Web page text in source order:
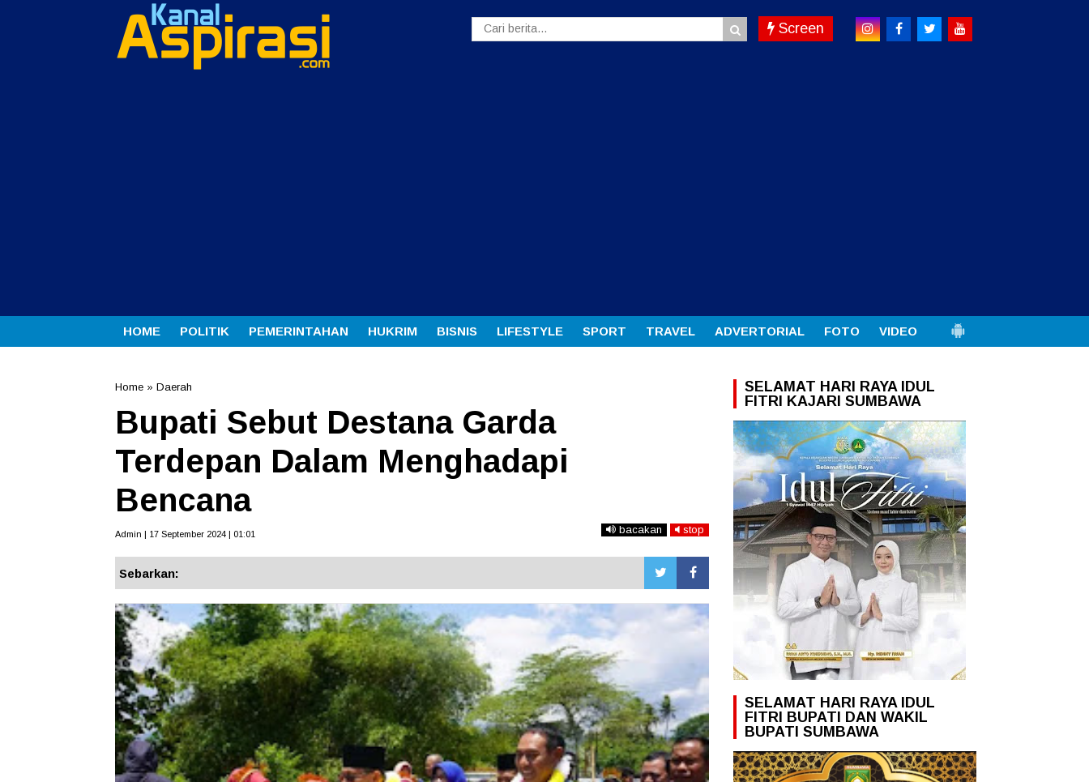
Screen
HOME POLITIK PEMERINTAHAN HUKRIM BISNIS LIFESTYLE SPORT TRAVEL ADVERTORIAL FOTO VIDEO
Home » Daerah
Bupati Sebut Destana Garda
Terdepan Dalam Menghadapi
Bencana
Admin | 17 September 2024 | 01:01 bacakan stop
Sebarkan:
SELAMAT HARI RAYA IDUL
FITRI KAJARI SUMBAWA
SELAMAT HARI RAYA IDUL
FITRI BUPATI DAN WAKIL
BUPATI SUMBAWA